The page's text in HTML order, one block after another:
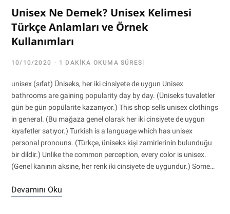
Unisex Ne Demek? Unisex Kelimesi
Türkçe Anlamları ve Örnek
Kullanımları
10/10/2020 1 DAKIKA OKUMA SÜRESI
unisex (sıfat) Üniseks, her iki cinsiyete de uygun Unisex
bathrooms are gaining popularity day by day. (Üniseks tuvaletler
gün be gün popülarite kazanıyor.) This shop sells unisex clothings
in general. (Bu mağaza genel olarak her iki cinsiyete de uygun
kıyafetler satıyor.) Turkish is a language which has unisex
personal pronouns. (Türkçe, üniseks kişi zamirlerinin bulunduğu
bir dildir.) Unlike the common perception, every color is unisex.
(Genel kanının aksine, her renk iki cinsiyete de uygundur.) Some…
Devamını Oku